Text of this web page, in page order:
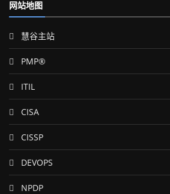
网站地图
慧谷主站
PMP®
ITIL
CISA
CISSP
DEVOPS
NPDP